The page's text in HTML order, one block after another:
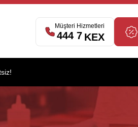
Müşteri Hizmetleri
444 7 539